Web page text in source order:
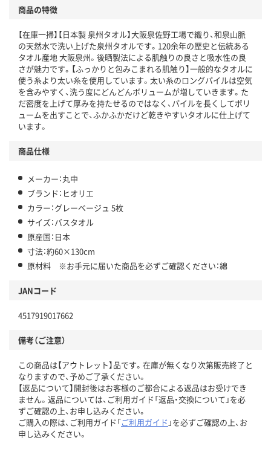
商品の特徴
【在庫一掃】【日本製 泉州タオル】大阪泉佐野工場で織り、和泉山脈
の天然水で洗い上げた泉州タオルです。120余年の歴史と伝統ある
タオル産地 大阪泉州。後晒製法による肌触りの良さと吸水性の良
さが魅力です。【ふっかりと包みこまれる肌触り】一般的なタオルに
使う糸より太い糸を使用しています。太い糸のロングパイルは空気
を含みやすく、洗う度にどんどんボリュームが増していきます。た
だ密度を上げて厚みを持たせるのではなく、パイルを長くしてボリ
ュームを出すことで、ふかふかだけど乾きやすいタオルに仕上げて
います。
商品仕様
メーカー：丸中
ブランド：ヒオリエ
カラー：グレーベージュ 5枚
サイズ：バスタオル
原産国：日本
寸法：約60×130cm
原材料 ※お手元に届いた商品を必ずご確認ください：綿
JANコード
4517919017662
備考（ご注意）
この商品は【アウトレット】品です。在庫が無くなり次第販売終了と
なりますので、予めご了承ください。
【返品について】開封後はお客様のご都合による返品はお受けでき
ません。返品については、ご利用ガイド「返品・交換について」を必
ずご確認の上、お申し込みください。
ご購入の際は、ご利用ガイド「ご利用ガイド 」を必ずご確認の上、お
申し込みください。